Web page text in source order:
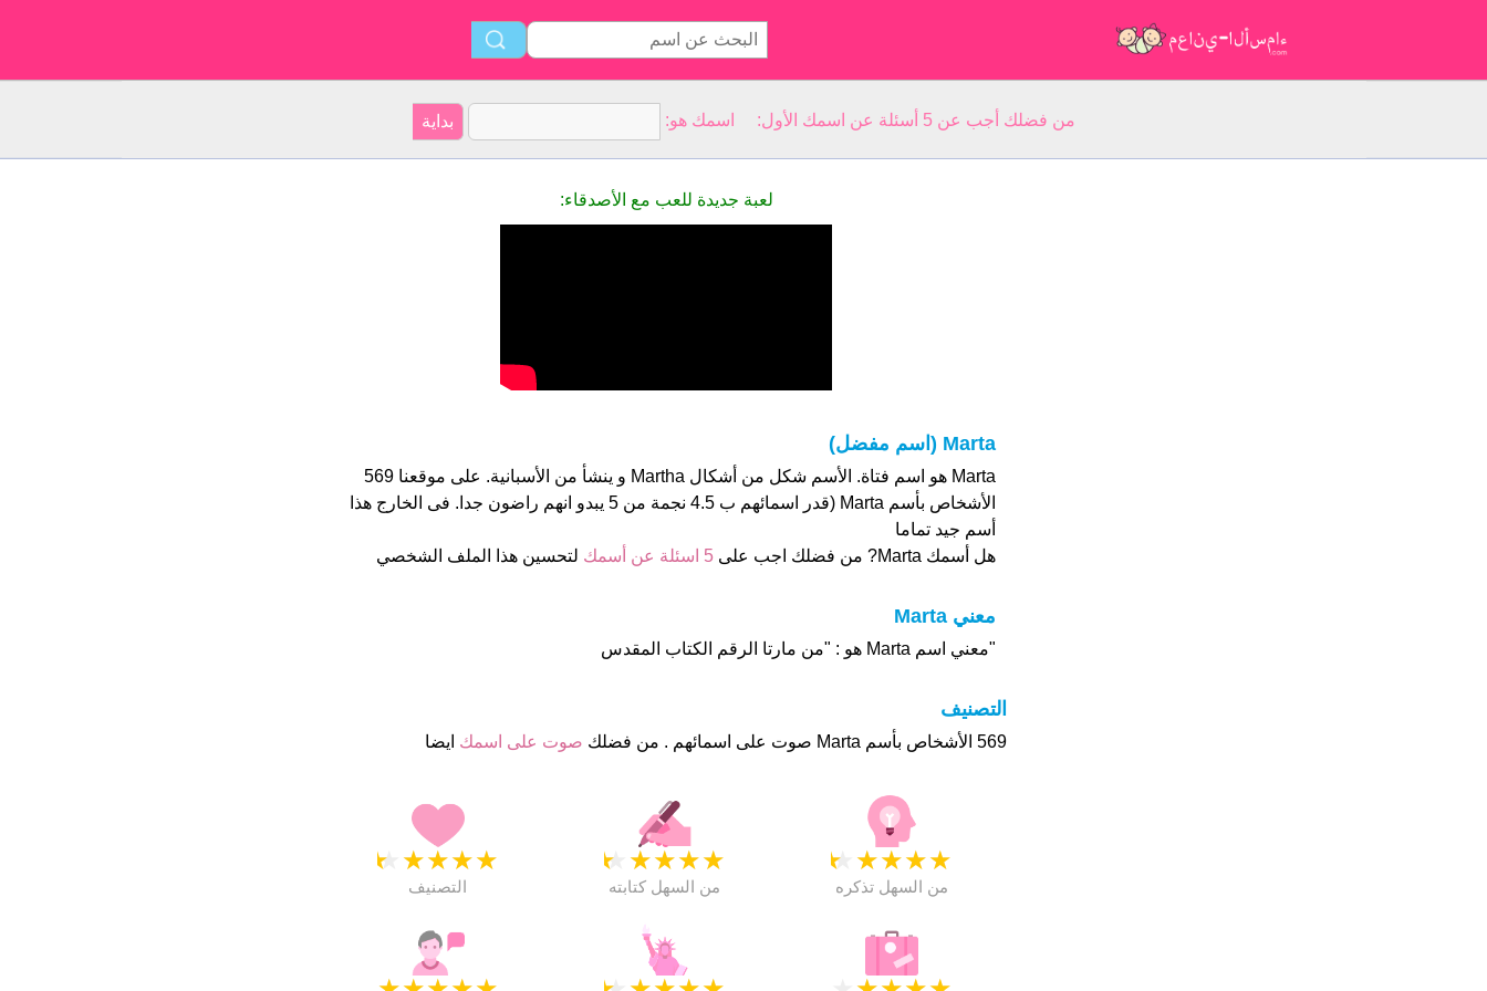
من فضلك أجب عن 5 أسئلة عن اسمك الأول: اسمك هو:
لعبة جديدة للعب مع الأصدقاء:
Marta (اسم مفضل)
Marta هو اسم فتاة. الأسم شكل من أشكال Martha و ينشأ من الأسبانية. على موقعنا 569
الأشخاص بأسم Marta (قدر اسمائهم ب 4.5 نجمة من 5 يبدو انهم راضون جدا. فى الخارج هذا
أسم جيد تماما
هل أسمك Marta? من فضلك اجب على
5 اسئلة عن أسمك لتحسين هذا الملف الشخصي
معني Marta
"معني اسم Marta هو : "من مارتا الرقم الكتاب المقدس
التصنيف
569 الأشخاص بأسم Marta صوت على اسمائهم . من فضلك صوت على اسمك ايضا
★
★
★
★
★
التصنيف
★
★
★
★
★
من السهل كتابته
★
★
★
★
★
من السهل تذكره